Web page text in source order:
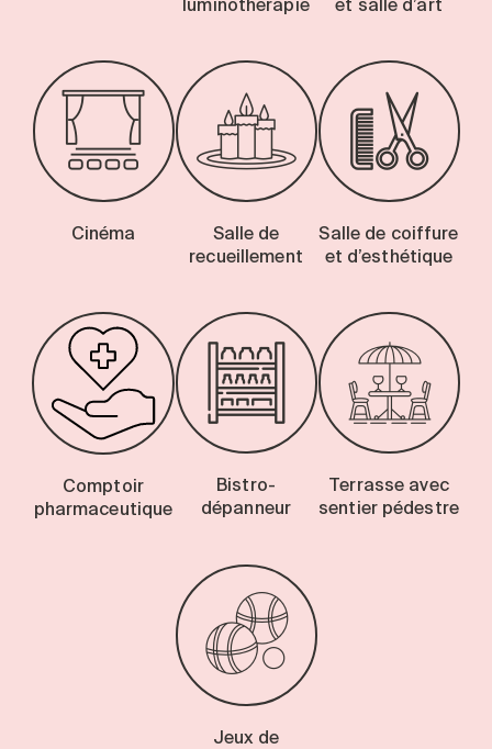
luminothérapie et salle d’art
Cinéma
Salle de
recueillement
Salle de coiffure
et d’esthétique
Comptoir
pharmaceutique
Bistro-
dépanneur
Terrasse avec
sentier pédestre
Jeux de